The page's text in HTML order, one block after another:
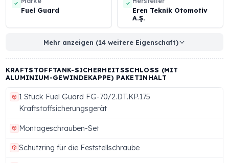
Zum Ansehen wischen
KRAFTSTOFFTANK-SICHERHEITSSCHLOSS (MIT
ALUMINIUM-GEWINDEKAPPE) TECHNISCHE
Produktcode
FG-70/2.DT.KP.175
Barcode-Nummer
88816626244
Marke